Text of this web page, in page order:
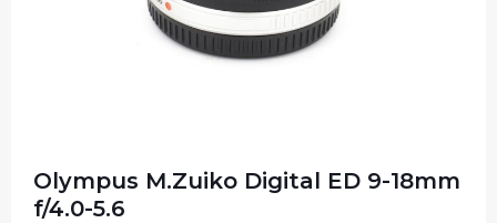
Olympus M.Zuiko Digital ED 9-18mm
f/4.0-5.6